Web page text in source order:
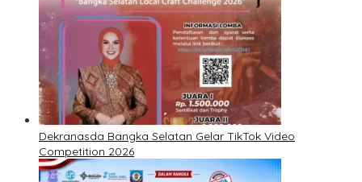
Dekranasda Bangka Selatan Gelar TikTok Video
Competition 2026